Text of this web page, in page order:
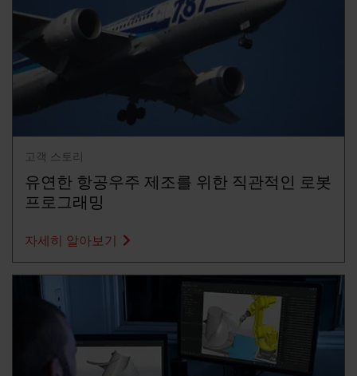
고객 스토리
유연한 항공우주 제조를 위한 직관적인 로봇
프로그래밍
자세히 알아보기